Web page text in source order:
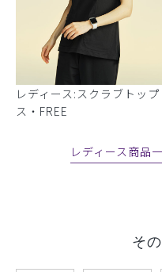
レディース:スクラブトップ
ス・FREE
レディース商品
そ